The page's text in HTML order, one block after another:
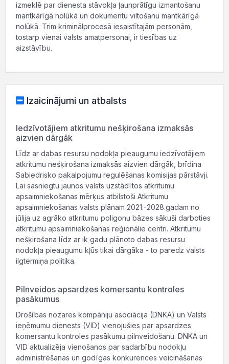
izmeklē par dienesta stāvokļa ļaunprātīgu izmantošanu
mantkārīgā nolūkā un dokumentu viltošanu mantkārīgā
nolūkā. Trim kriminālprocesā iesaistītajām personām,
tostarp vienai valsts amatpersonai, ir tiesības uz
aizstāvību.
Izaicinājumi un atbalsts
Iedzīvotājiem atkritumu nešķirošana izmaksās
aizvien dārgāk
Līdz ar dabas resursu nodokļa pieaugumu iedzīvotājiem
atkritumu nešķirošana izmaksās aizvien dārgāk, brīdina
Sabiedrisko pakalpojumu regulēšanas komisijas pārstāvji.
Lai sasniegtu jaunos valsts uzstādītos atkritumu
apsaimniekošanas mērķus atbilstoši Atkritumu
apsaimniekošanas valsts plānam 2021.-2028.gadam no
jūlija uz agrāko atkritumu poligonu bāzes sākuši darboties
atkritumu apsaimniekošanas reģionālie centri. Atkritumu
nešķirošana līdz ar ik gadu plānoto dabas resursu
nodokļa pieaugumu kļūs tikai dārgāka - to paredz valsts
ilgtermiņa politika.
Pilnveidos apsardzes komersantu kontroles
pasākumus
Drošības nozares kompāniju asociācija (DNKA) un Valsts
ieņēmumu dienests (VID) vienojušies par apsardzes
komersantu kontroles pasākumu pilnveidošanu. DNKA un
VID aktualizēja vienošanos par sadarbību nodokļu
administrēšanas un godīgas konkurences veicināšanas